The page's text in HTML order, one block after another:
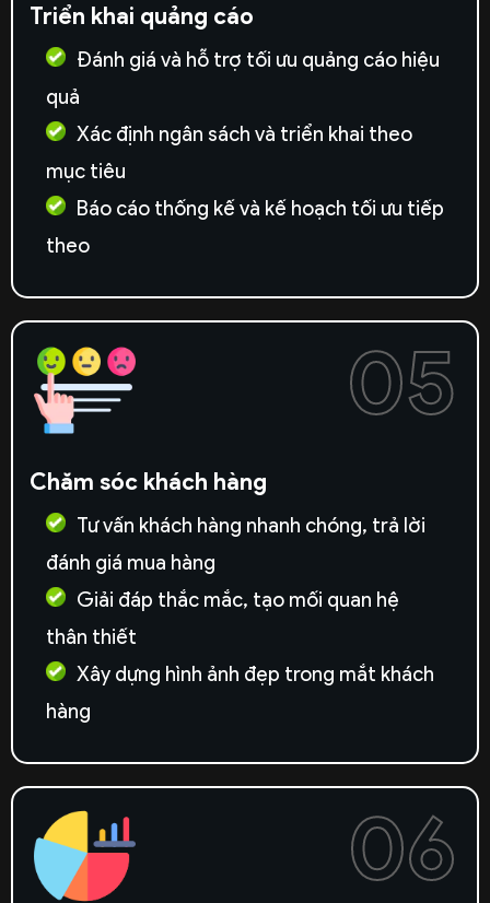
Triển khai quảng cáo
Đánh giá và hỗ trợ tối ưu quảng cáo hiệu
quả
Xác định ngân sách và triển khai theo
mục tiêu
Báo cáo thống kế và kế hoạch tối ưu tiếp
theo
05
Chăm sóc khách hàng
Tư vấn khách hàng nhanh chóng, trả lời
đánh giá mua hàng
Giải đáp thắc mắc, tạo mối quan hệ
thân thiết
Xây dựng hình ảnh đẹp trong mắt khách
hàng
06